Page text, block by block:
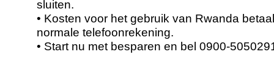
sluiten.
• Kosten voor het gebruik van Rwanda
normale telefoonrekening.
• Start nu met besparen en bel 0900-